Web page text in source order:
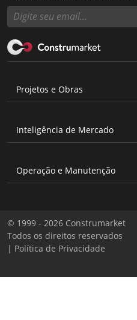
Projetos e Obras
Inteligência de Mercado
Operação e Manutenção
© 1999 - 2026 Construmarket
Todos os direitos reservados
| Política de Privacidade